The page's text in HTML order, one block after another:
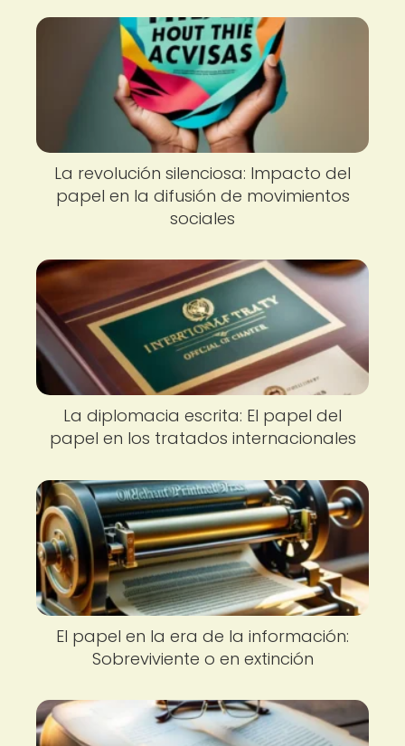
La revolución silenciosa: Impacto del
papel en la difusión de movimientos
sociales
La diplomacia escrita: El papel del
papel en los tratados internacionales
El papel en la era de la información:
Sobreviviente o en extinción